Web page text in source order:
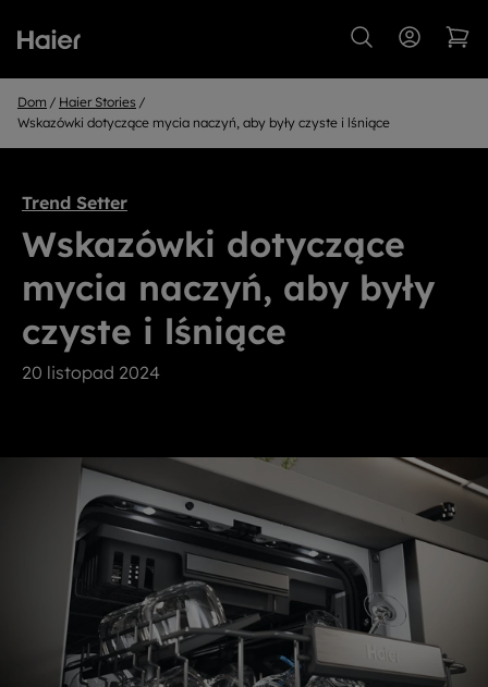
Dom
Haier Stories
Wskazówki dotyczące mycia naczyń, aby były czyste i lśniące
Trend Setter
Wskazówki dotyczące
mycia naczyń, aby były
czyste i lśniące
20 listopad 2024